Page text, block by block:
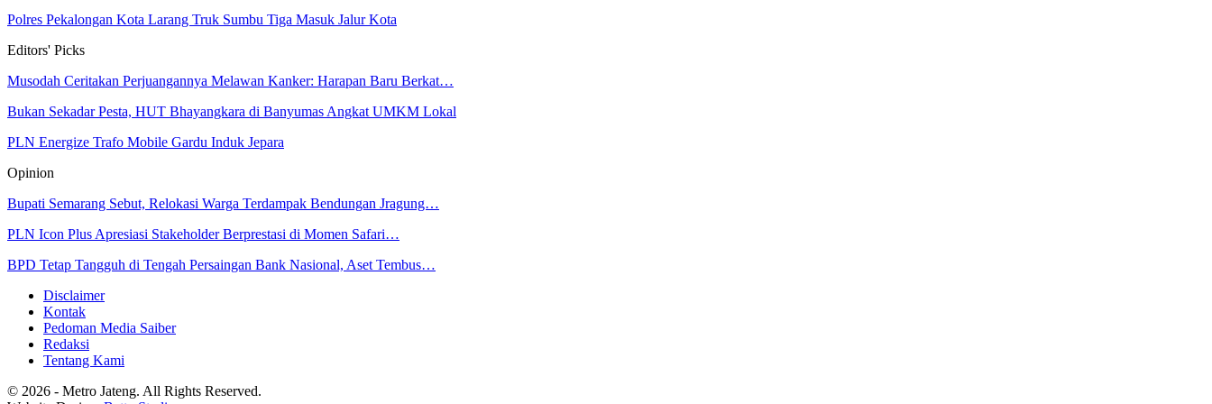
Polres Pekalongan Kota Larang Truk Sumbu Tiga Masuk Jalur Kota
Editors' Picks
Musodah Ceritakan Perjuangannya Melawan Kanker: Harapan Baru Berkat…
Bukan Sekadar Pesta, HUT Bhayangkara di Banyumas Angkat UMKM Lokal
PLN Energize Trafo Mobile Gardu Induk Jepara
Opinion
Bupati Semarang Sebut, Relokasi Warga Terdampak Bendungan Jragung…
PLN Icon Plus Apresiasi Stakeholder Berprestasi di Momen Safari…
BPD Tetap Tangguh di Tengah Persaingan Bank Nasional, Aset Tembus…
Disclaimer
Kontak
Pedoman Media Saiber
Redaksi
Tentang Kami
© 2026 - Metro Jateng. All Rights Reserved.